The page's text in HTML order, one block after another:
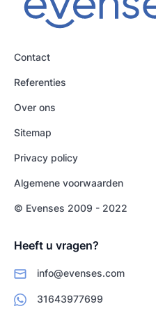
Contact
Referenties
Over ons
Sitemap
Privacy policy
Algemene voorwaarden
© Evenses 2009 - 2022
Heeft u vragen?
info@evenses.com
31643977699